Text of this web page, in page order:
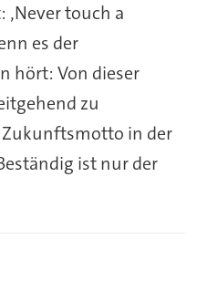
touch a
es der
hört: Von dieser
zu
Zukunftsmotto in der
ist nur der